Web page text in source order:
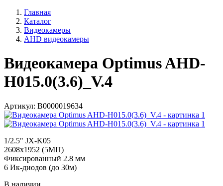
Главная
Каталог
Видеокамеры
AHD видеокамеры
Видеокамера Optimus AHD-
H015.0(3.6)_V.4
Артикул: В0000019634
1/2.5" JX-K05
2608х1952 (5МП)
Фиксированный 2.8 мм
6 Ик-диодов (до 30м)
В наличии